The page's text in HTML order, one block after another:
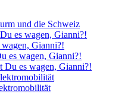
und die Schweiz
es wagen, Gianni?!
Gianni?!
es wagen, Gianni?!
Du es wagen, Gianni?!